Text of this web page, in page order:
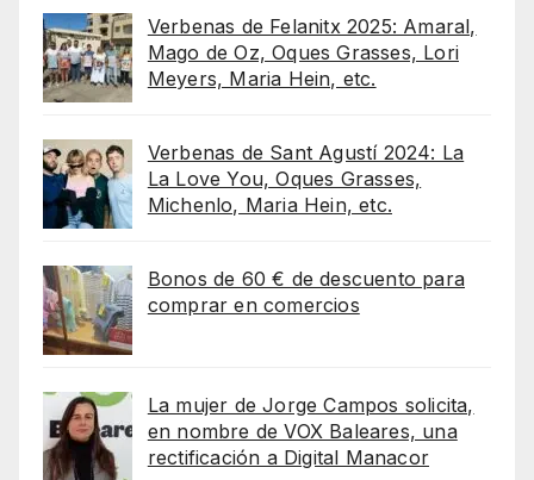
Verbenas de Felanitx 2025: Amaral,
Mago de Oz, Oques Grasses, Lori
Meyers, Maria Hein, etc.
Verbenas de Sant Agustí 2024: La
La Love You, Oques Grasses,
Michenlo, Maria Hein, etc.
Bonos de 60 € de descuento para
comprar en comercios
La mujer de Jorge Campos solicita,
en nombre de VOX Baleares, una
rectificación a Digital Manacor